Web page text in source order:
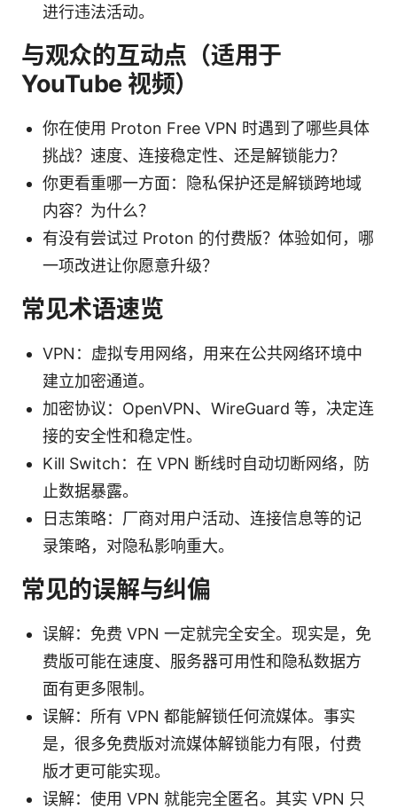
进行违法活动。
与观众的互动点（适用于
YouTube 视频）
你在使用 Proton Free VPN 时遇到了哪些具体
挑战？速度、连接稳定性、还是解锁能力？
你更看重哪一方面：隐私保护还是解锁跨地域
内容？为什么？
有没有尝试过 Proton 的付费版？体验如何，哪
一项改进让你愿意升级？
常见术语速览
VPN：虚拟专用网络，用来在公共网络环境中
建立加密通道。
加密协议：OpenVPN、WireGuard 等，决定连
接的安全性和稳定性。
Kill Switch：在 VPN 断线时自动切断网络，防
止数据暴露。
日志策略：厂商对用户活动、连接信息等的记
录策略，对隐私影响重大。
常见的误解与纠偏
误解：免费 VPN 一定就完全安全。现实是，免
费版可能在速度、服务器可用性和隐私数据方
面有更多限制。
误解：所有 VPN 都能解锁任何流媒体。事实
是，很多免费版对流媒体解锁能力有限，付费
版才更可能实现。
误解：使用 VPN 就能完全匿名。其实 VPN 只